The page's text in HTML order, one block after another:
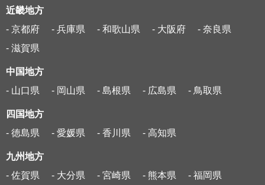
近畿地方
- 京都府
- 兵庫県 - 和歌山県 - 大阪府
- 奈良県
- 滋賀県
中国地方
- 山口県
- 岡山県 - 島根県 - 広島県 - 鳥取県
四国地方
- 徳島県
- 愛媛県 - 香川県 - 高知県
九州地方
- 佐賀県
- 大分県 - 宮崎県 - 熊本県
- 福岡県